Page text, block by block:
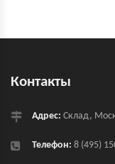
Контакты
Адрес: Склад,
Телефон: 8 (495)